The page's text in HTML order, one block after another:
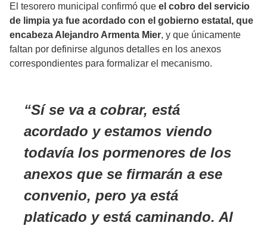
El tesorero municipal confirmó que el cobro del servicio
de limpia ya fue acordado con el gobierno estatal, que
encabeza Alejandro Armenta Mier, y que únicamente
faltan por definirse algunos detalles en los anexos
correspondientes para formalizar el mecanismo.
Sí se va a cobrar, está
acordado y estamos viendo
todavía los pormenores de los
anexos que se firmarán a ese
convenio, pero ya está
platicado y está caminando. Al